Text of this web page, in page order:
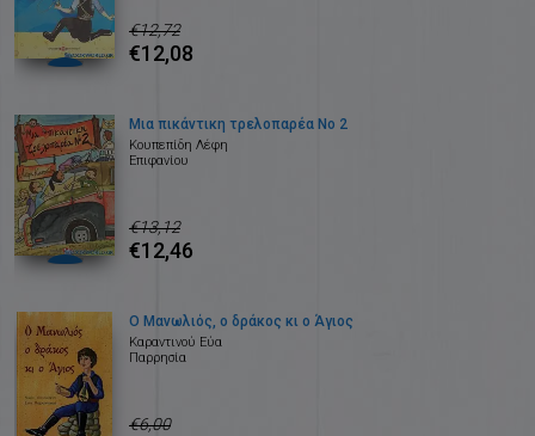
€12,72
€12,08
Μια πικάντικη τρελοπαρέα Νο 2
Κουπεπίδη Λέφη
Επιφανίου
€13,12
€12,46
Ο Μανωλιός, ο δράκος κι ο Άγιος
Καραντινού Εύα
Παρρησία
€6,00